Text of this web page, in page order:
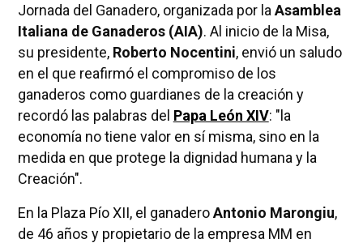
Jornada del Ganadero, organizada por la Asamblea
Italiana de Ganaderos (AIA). Al inicio de la Misa,
su presidente, Roberto Nocentini, envió un saludo
en el que reafirmó el compromiso de los
ganaderos como guardianes de la creación y
recordó las palabras del Papa León XIV: "la
economía no tiene valor en sí misma, sino en la
medida en que protege la dignidad humana y la
Creación".
En la Plaza Pío XII, el ganaderoAntonio Marongiu,
de 46 años y propietario de la empresa MM en